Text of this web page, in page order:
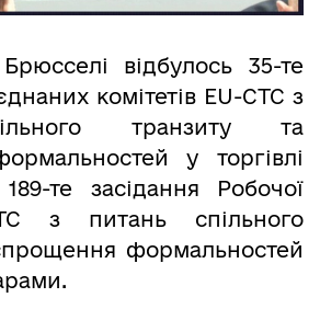
відбулось 35-те
комітетів EU-CTC з
транзиту та
у торгівлі
те засідання Робочої
з питань спільного
формальностей